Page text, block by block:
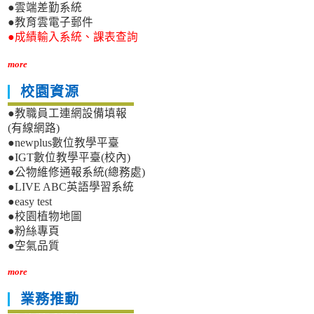
●雲端差勤系統
●教育雲電子郵件
●成績輸入系統、課表查詢
more
校園資源
●教職員工連網設備填報
(有線網路)
●newplus數位教學平臺
●IGT數位教學平臺(校內)
●公物維修通報系統(總務處)
●LIVE ABC英語學習系統
●easy test
●校園植物地圖
●粉絲專頁
●空氣品質
more
業務推動